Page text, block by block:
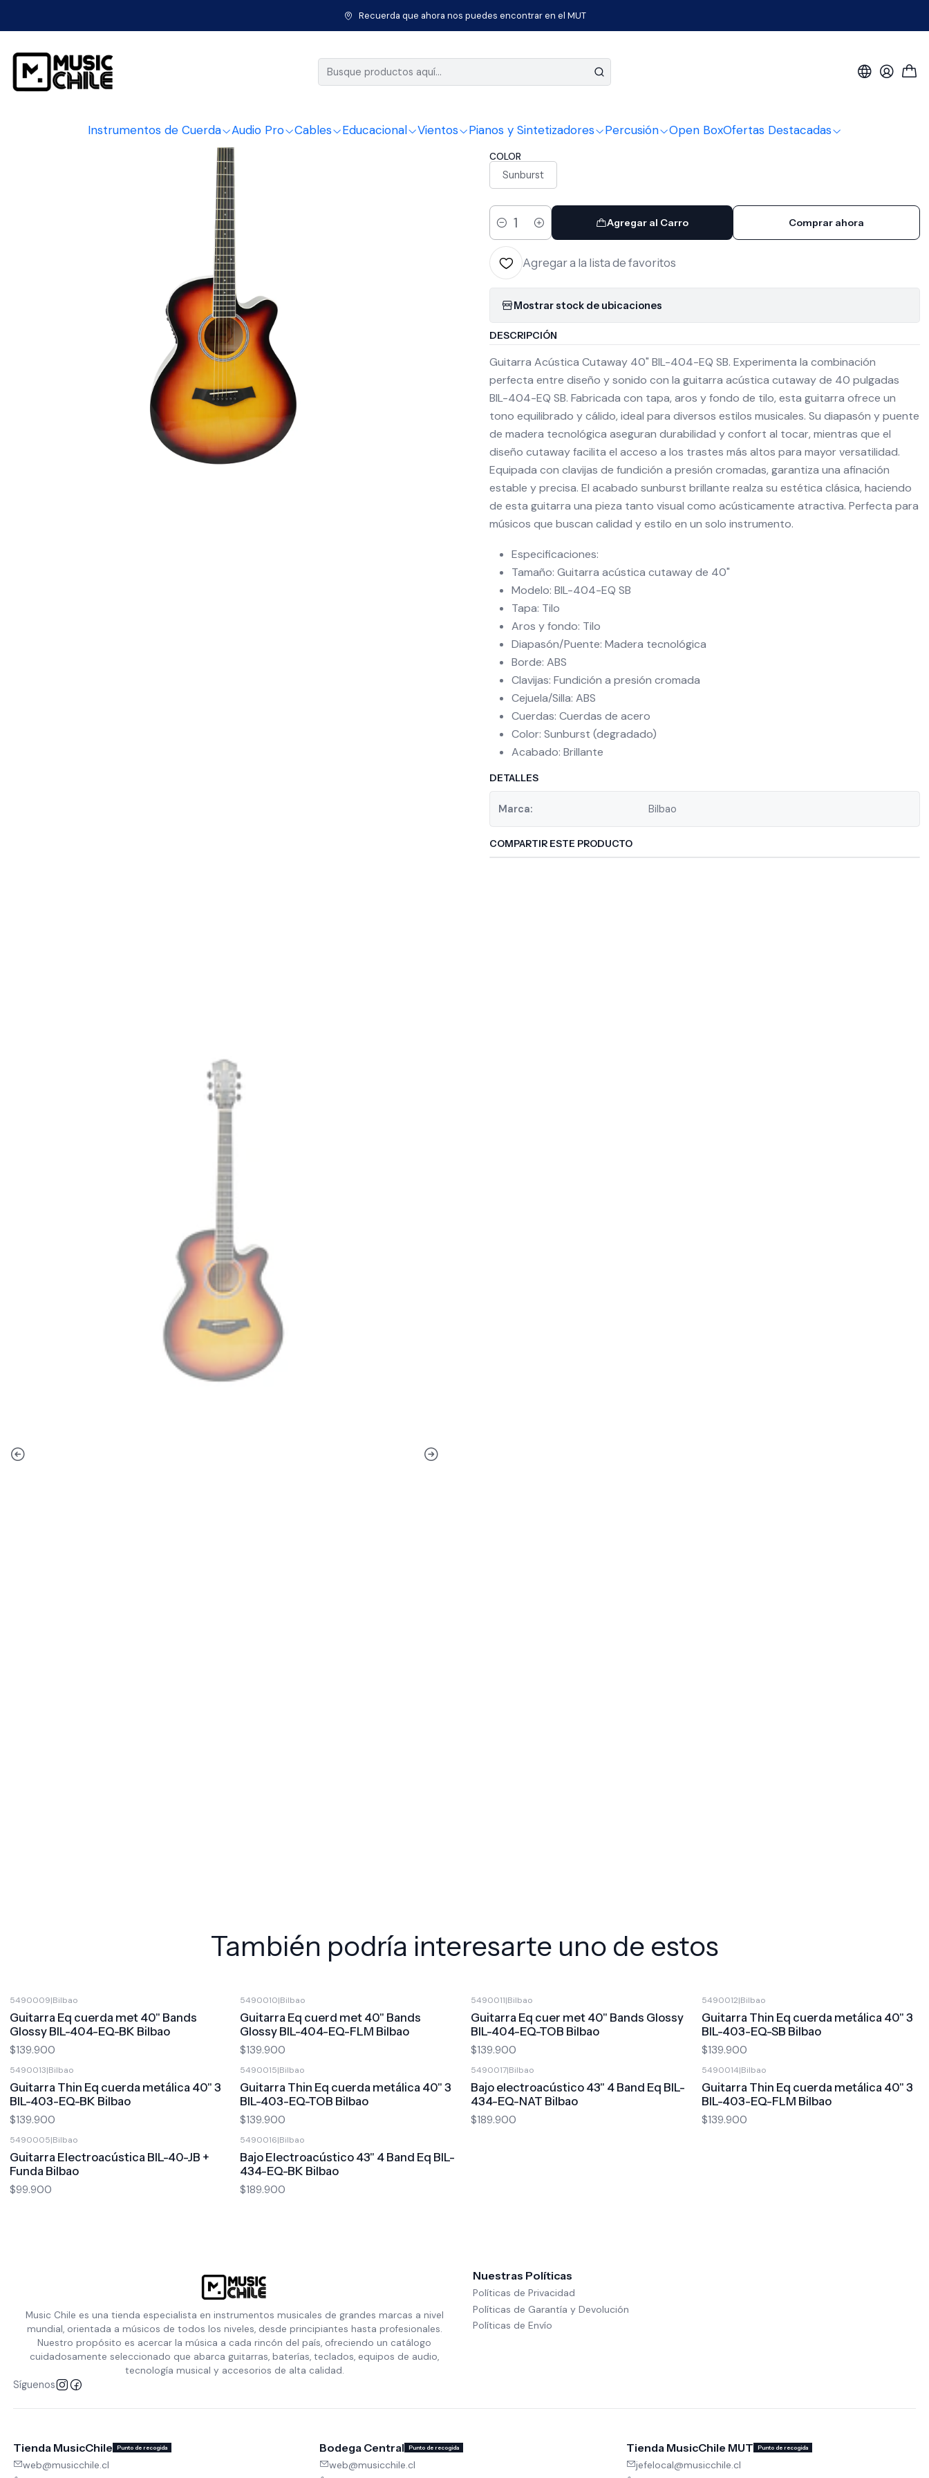
Instrumentos de Cuerda Audio Pro Cables Educacional Vientos Pianos y Sintetizadores Percusión Open BoxOfertas Destacadas
Recuerda que ahora nos puedes encontrar en el MUT
Guitarra Electroacústica Metal Guitarra Eq cuerda met 40" Bands Glossy BIL-404-EQ-SB Bilbao
|
Guitarra Eq cuerda met 40" Bands
COLOR
Sunburst
Cantidad
Agregar al Carro Comprar ahora
Agregar a la lista de favoritos
Mostrar stock de ubicaciones
DESCRIPCIÓN
Guitarra Acústica Cutaway 40" BIL-404-EQ SB. Experimenta la combinación
perfecta entre diseño y sonido con la guitarra acústica cutaway de 40 pulgadas
BIL-404-EQ SB. Fabricada con tapa, aros y fondo de tilo, esta guitarra ofrece un
tono equilibrado y cálido, ideal para diversos estilos musicales. Su diapasón y puente
de madera tecnológica aseguran durabilidad y confort al tocar, mientras que el
diseño cutaway facilita el acceso a los trastes más altos para mayor versatilidad.
Equipada con clavijas de fundición a presión cromadas, garantiza una afinación
estable y precisa. El acabado sunburst brillante realza su estética clásica, haciendo
de esta guitarra una pieza tanto visual como acústicamente atractiva. Perfecta para
músicos que buscan calidad y estilo en un solo instrumento.
Especificaciones:
Tamaño: Guitarra acústica cutaway de 40"
Modelo: BIL-404-EQ SB
Tapa: Tilo
Aros y fondo: Tilo
Diapasón/Puente: Madera tecnológica
Borde: ABS
Clavijas: Fundición a presión cromada
Cejuela/Silla: ABS
Cuerdas: Cuerdas de acero
Color: Sunburst (degradado)
Acabado: Brillante
DETALLES
Marca: Bilbao
COMPARTIR ESTE PRODUCTO
También podría interesarte uno de estos
5490009|Bilbao
Guitarra Eq cuerda met 40" Bands
Glossy BIL-404-EQ-BK Bilbao
$139.900
5490010|Bilbao
Guitarra Eq cuerd met 40" Bands
Glossy BIL-404-EQ-FLM Bilbao
$139.900
5490011|Bilbao
Guitarra Eq cuer met 40" Bands Glossy
BIL-404-EQ-TOB Bilbao
$139.900
5490012|Bilbao
Guitarra Thin Eq cuerda metálica 40" 3
BIL-403-EQ-SB Bilbao
$139.900
5490013|Bilbao
Guitarra Thin Eq cuerda metálica 40" 3
BIL-403-EQ-BK Bilbao
$139.900
5490015|Bilbao
Guitarra Thin Eq cuerda metálica 40" 3
BIL-403-EQ-TOB Bilbao
$139.900
5490017|Bilbao
Bajo electroacústico 43" 4 Band Eq BIL-
434-EQ-NAT Bilbao
$189.900
5490014|Bilbao
Guitarra Thin Eq cuerda metálica 40" 3
BIL-403-EQ-FLM Bilbao
$139.900
5490005|Bilbao
Guitarra Electroacústica BIL-40-JB +
Funda Bilbao
$99.900
5490016|Bilbao
Bajo Electroacústico 43" 4 Band Eq BIL-
434-EQ-BK Bilbao
$189.900
Music Chile es una tienda especialista en instrumentos musicales de grandes marcas a nivel
mundial, orientada a músicos de todos los niveles, desde principiantes hasta profesionales.
Nuestro propósito es acercar la música a cada rincón del país, ofreciendo un catálogo
cuidadosamente seleccionado que abarca guitarras, baterías, teclados, equipos de audio,
tecnología musical y accesorios de alta calidad.
Síguenos
Nuestras Políticas
Políticas de Privacidad
Políticas de Garantía y Devolución
Políticas de Envío
Tienda MusicChile Punto de recogida
web@musicchile.cl
Bodega Central Punto de recogida
web@musicchile.cl
Tienda MusicChile MUT Punto de recogida
jefelocal@musicchile.cl